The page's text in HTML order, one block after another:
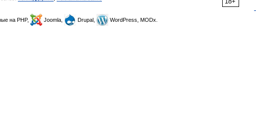
на PHP, Joomla, Drupal, WordPress, MODx.